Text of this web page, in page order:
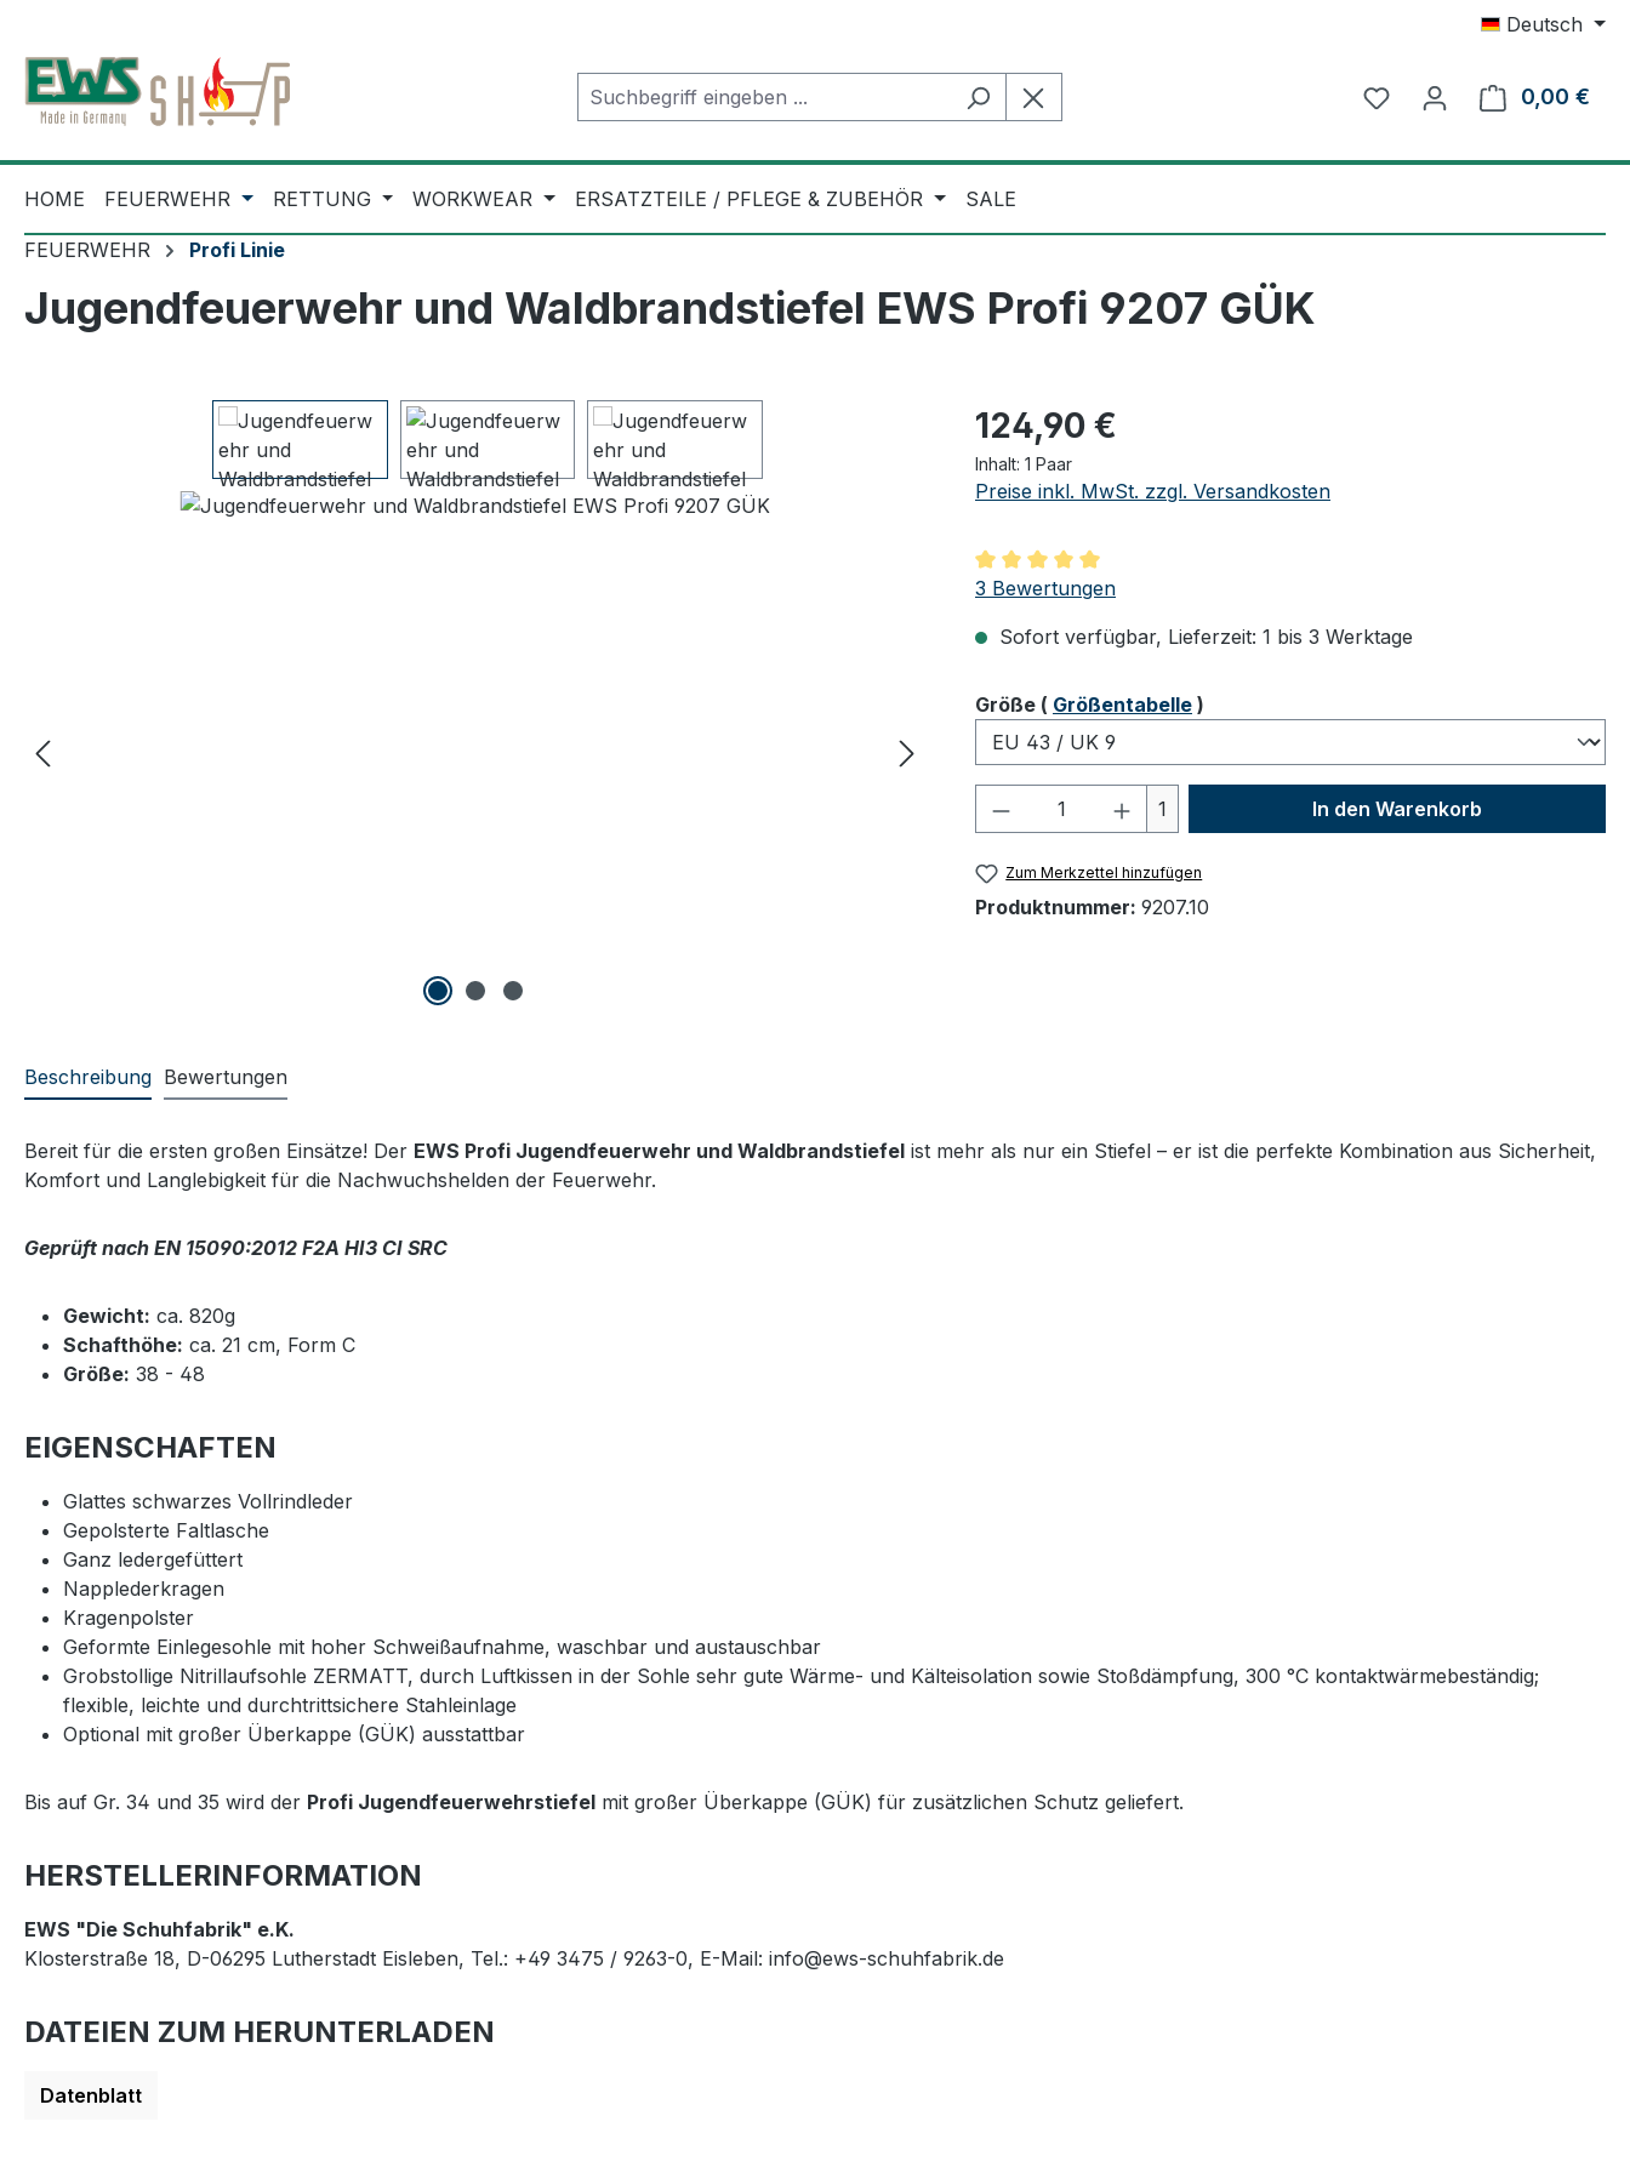
Deutsch
0,00 €
HOME FEUERWEHR RETTUNG WORKWEAR ERSATZTEILE / PFLEGE & ZUBEHÖR SALE
FEUERWEHR Profi Linie
Jugendfeuerwehr und Waldbrandstiefel EWS Profi 9207 GÜK
Regulärer Preis:
124,90 €
Inhalt: 1 Paar
Preise inkl. MwSt. zzgl. Versandkosten
Durchschnittliche Bewertung von 5 von 5 Sternen
3 Bewertungen
Sofort verfügbar, Lieferzeit: 1 bis 3 Werktage
Größeauswählen
( Größentabelle )
Produkt Anzahl: Gib den gewünschten Wert
1 In den Warenkorb
Zum Merkzettel hinzufügen
Produktnummer: 9207.10
Beschreibung Bewertungen
Bereit für die ersten großen Einsätze! Der EWS Profi Jugendfeuerwehr und Waldbrandstiefel ist mehr als nur ein Stiefel – er ist die perfekte Kombination aus Sicherheit,
Komfort und Langlebigkeit für die Nachwuchshelden der Feuerwehr.
Geprüft nach EN 15090:2012 F2A HI3 CI SRC
Gewicht: ca. 820g
Schafthöhe: ca. 21 cm, Form C
Größe: 38 - 48
EIGENSCHAFTEN
Glattes schwarzes Vollrindleder
Gepolsterte Faltlasche
Ganz ledergefüttert
Napplederkragen
Kragenpolster
Geformte Einlegesohle mit hoher Schweißaufnahme, waschbar und austauschbar
Grobstollige Nitrillaufsohle ZERMATT, durch Luftkissen in der Sohle sehr gute Wärme- und Kälteisolation sowie Stoßdämpfung, 300 °C kontaktwärmebeständig;
flexible, leichte und durchtrittsichere Stahleinlage
Optional mit großer Überkappe (GÜK) ausstattbar
Bis auf Gr. 34 und 35 wird der Profi Jugendfeuerwehrstiefel mit großer Überkappe (GÜK) für zusätzlichen Schutz geliefert.
HERSTELLERINFORMATION
EWS "Die Schuhfabrik" e.K.
Klosterstraße 18, D-06295 Lutherstadt Eisleben, Tel.: +49 3475 / 9263-0, E-Mail: info@ews-schuhfabrik.de
DATEIEN ZUM HERUNTERLADEN
Datenblatt